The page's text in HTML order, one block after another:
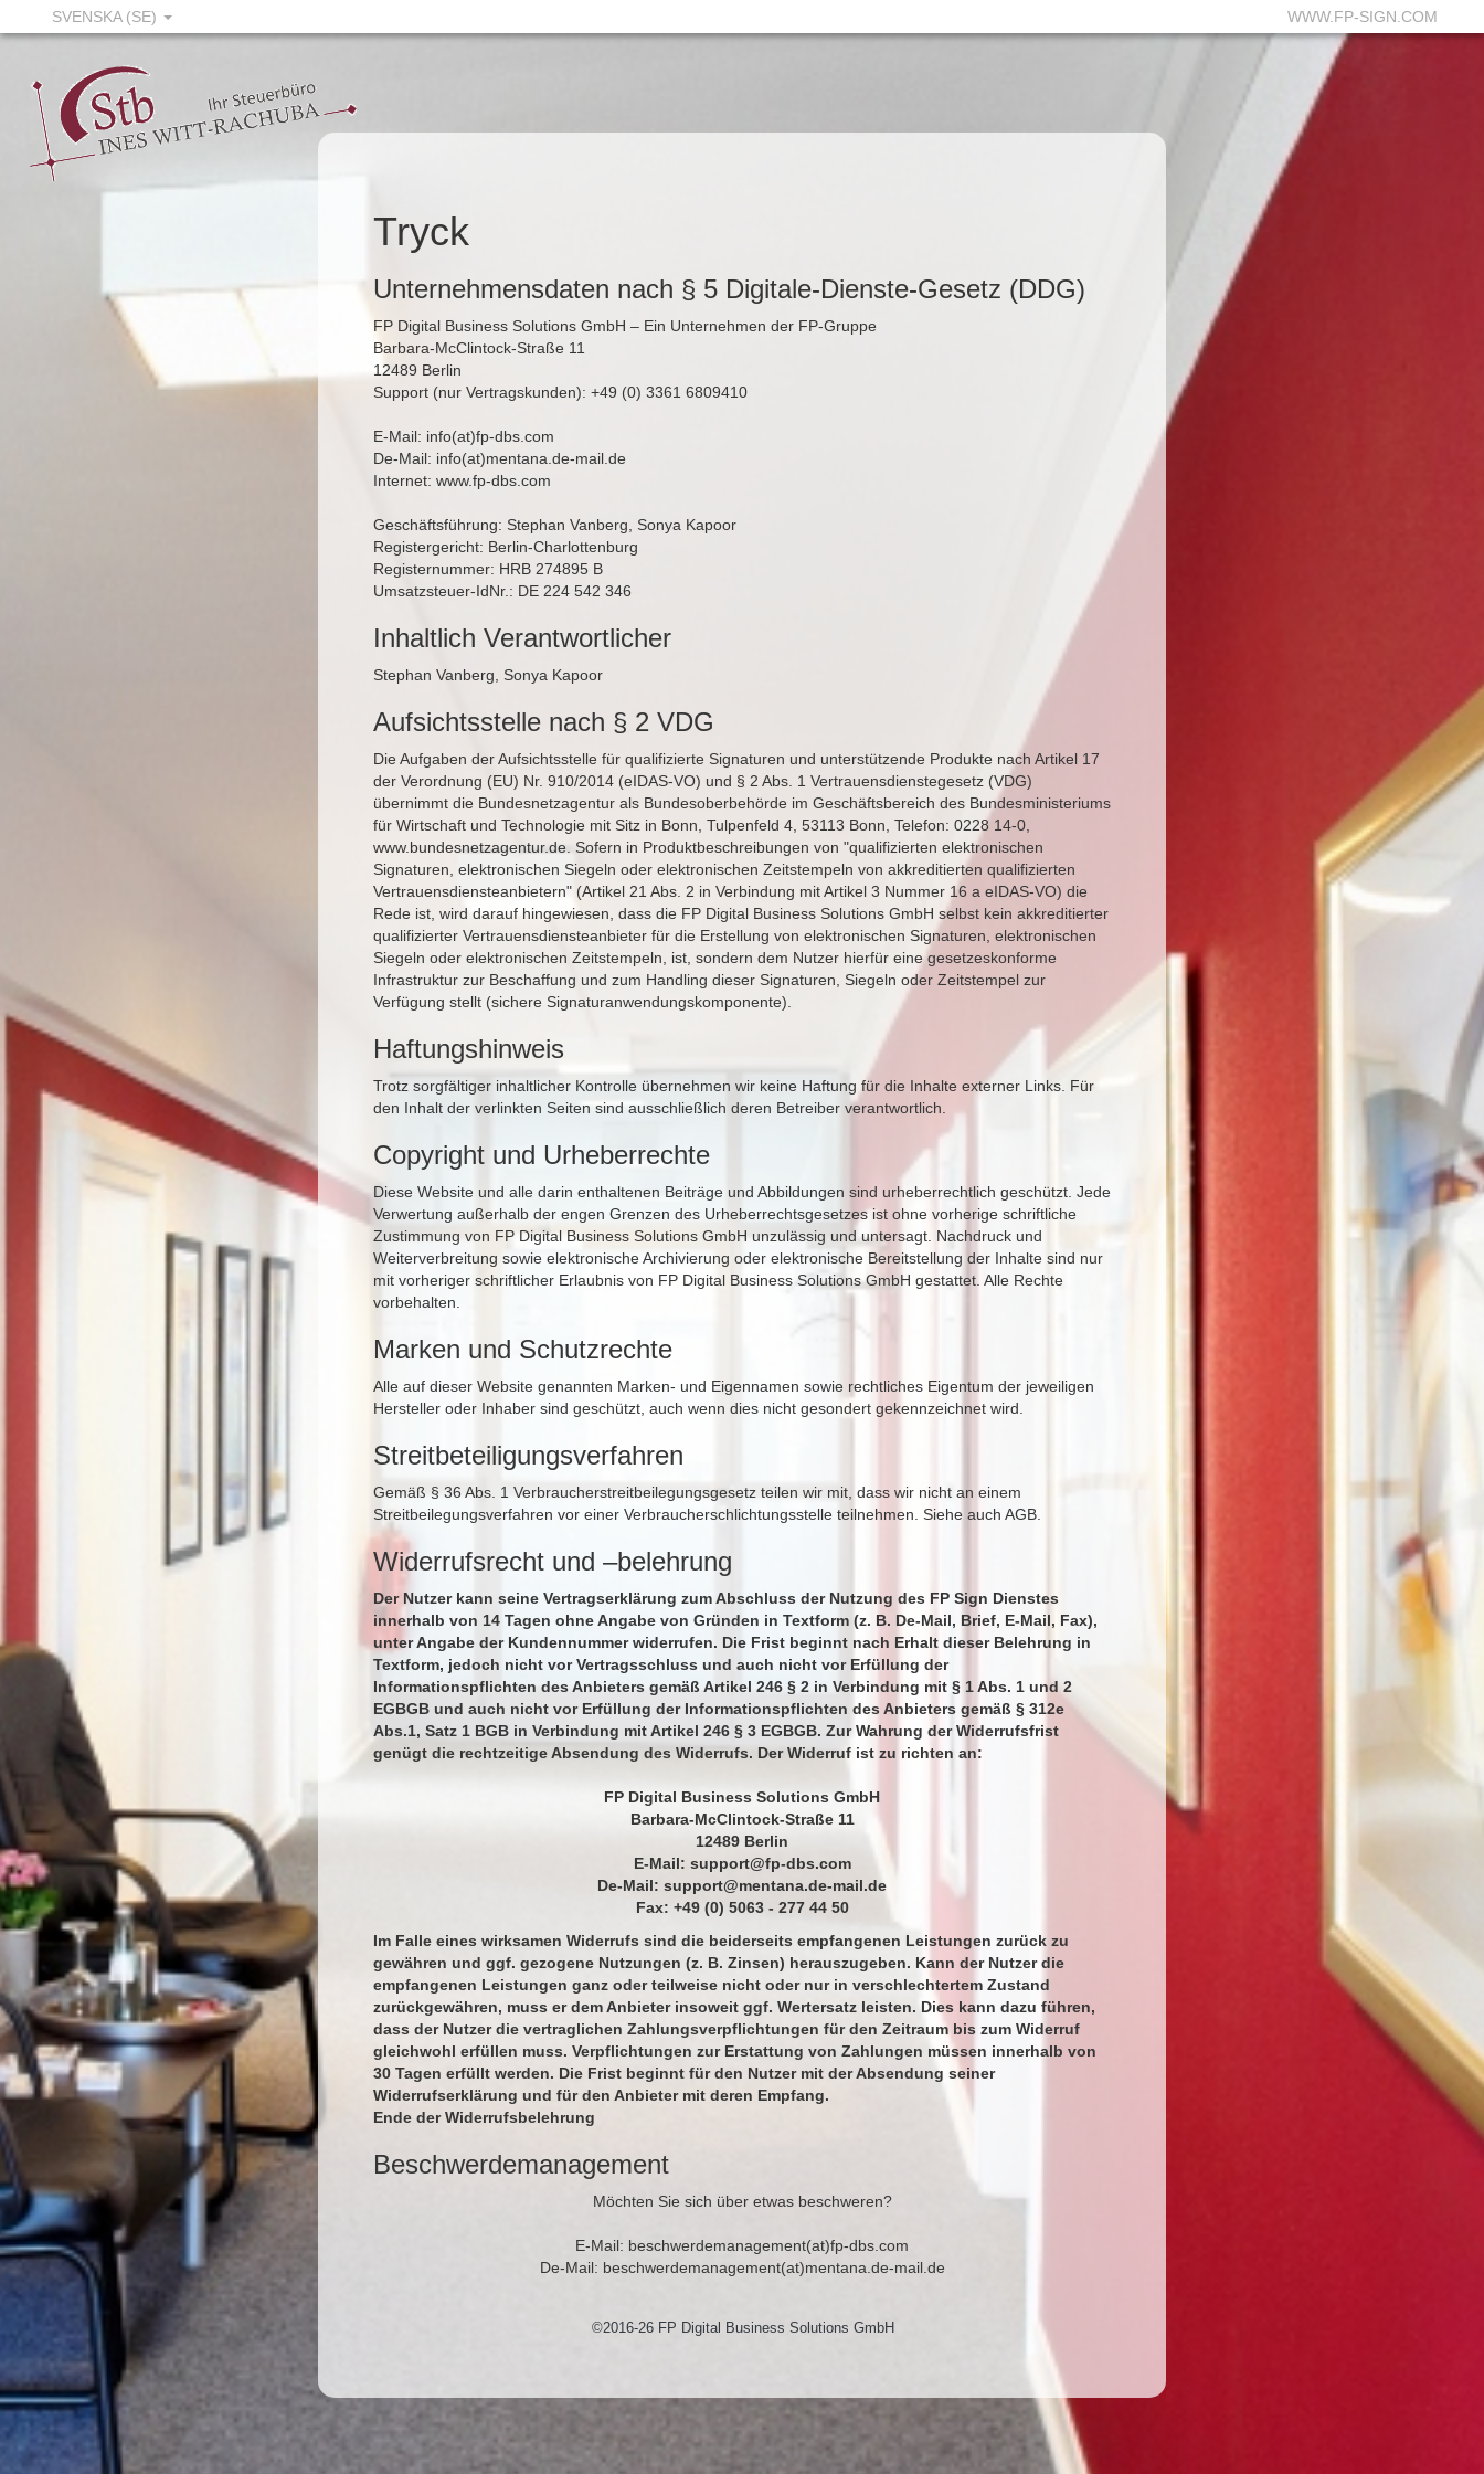
SVENSKA (SE) WWW.FP-SIGN.COM
Tryck
Unternehmensdaten nach § 5 Digitale-Dienste-Gesetz (DDG)
FP Digital Business Solutions GmbH – Ein Unternehmen der FP-Gruppe
Barbara-McClintock-Straße 11
12489 Berlin
Support (nur Vertragskunden): +49 (0) 3361 6809410
E-Mail: info(at)fp-dbs.com
De-Mail: info(at)mentana.de-mail.de
Internet: www.fp-dbs.com
Geschäftsführung: Stephan Vanberg, Sonya Kapoor
Registergericht: Berlin-Charlottenburg
Registernummer: HRB 274895 B
Umsatzsteuer-IdNr.: DE 224 542 346
Inhaltlich Verantwortlicher
Stephan Vanberg, Sonya Kapoor
Aufsichtsstelle nach § 2 VDG
Die Aufgaben der Aufsichtsstelle für qualifizierte Signaturen und unterstützende Produkte nach Artikel 17
der Verordnung (EU) Nr. 910/2014 (eIDAS-VO) und § 2 Abs. 1 Vertrauensdienstegesetz (VDG)
übernimmt die Bundesnetzagentur als Bundesoberbehörde im Geschäftsbereich des Bundesministeriums
für Wirtschaft und Technologie mit Sitz in Bonn, Tulpenfeld 4, 53113 Bonn, Telefon: 0228 14-0,
www.bundesnetzagentur.de . Sofern in Produktbeschreibungen von "qualifizierten elektronischen
Signaturen, elektronischen Siegeln oder elektronischen Zeitstempeln von akkreditierten qualifizierten
Vertrauensdiensteanbietern" (Artikel 21 Abs. 2 in Verbindung mit Artikel 3 Nummer 16 a eIDAS-VO) die
Rede ist, wird darauf hingewiesen, dass die FP Digital Business Solutions GmbH selbst kein akkreditierter
qualifizierter Vertrauensdiensteanbieter für die Erstellung von elektronischen Signaturen, elektronischen
Siegeln oder elektronischen Zeitstempeln, ist, sondern dem Nutzer hierfür eine gesetzeskonforme
Infrastruktur zur Beschaffung und zum Handling dieser Signaturen, Siegeln oder Zeitstempel zur
Verfügung stellt (sichere Signaturanwendungskomponente).
Haftungshinweis
Trotz sorgfältiger inhaltlicher Kontrolle übernehmen wir keine Haftung für die Inhalte externer Links. Für
den Inhalt der verlinkten Seiten sind ausschließlich deren Betreiber verantwortlich.
Copyright und Urheberrechte
Diese Website und alle darin enthaltenen Beiträge und Abbildungen sind urheberrechtlich geschützt. Jede
Verwertung außerhalb der engen Grenzen des Urheberrechtsgesetzes ist ohne vorherige schriftliche
Zustimmung von FP Digital Business Solutions GmbH unzulässig und untersagt. Nachdruck und
Weiterverbreitung sowie elektronische Archivierung oder elektronische Bereitstellung der Inhalte sind nur
mit vorheriger schriftlicher Erlaubnis von FP Digital Business Solutions GmbH gestattet. Alle Rechte
vorbehalten.
Marken und Schutzrechte
Alle auf dieser Website genannten Marken- und Eigennamen sowie rechtliches Eigentum der jeweiligen
Hersteller oder Inhaber sind geschützt, auch wenn dies nicht gesondert gekennzeichnet wird.
Streitbeteiligungsverfahren
Gemäß § 36 Abs. 1 Verbraucherstreitbeilegungsgesetz teilen wir mit, dass wir nicht an einem
Streitbeilegungsverfahren vor einer Verbraucherschlichtungsstelle teilnehmen. Siehe auch AGB.
Widerrufsrecht und –belehrung
Der Nutzer kann seine Vertragserklärung zum Abschluss der Nutzung des FP Sign Dienstes
innerhalb von 14 Tagen ohne Angabe von Gründen in Textform (z. B. De-Mail, Brief, E-Mail, Fax),
unter Angabe der Kundennummer widerrufen. Die Frist beginnt nach Erhalt dieser Belehrung in
Textform, jedoch nicht vor Vertragsschluss und auch nicht vor Erfüllung der
Informationspflichten des Anbieters gemäß Artikel 246 § 2 in Verbindung mit § 1 Abs. 1 und 2
EGBGB und auch nicht vor Erfüllung der Informationspflichten des Anbieters gemäß § 312e
Abs.1, Satz 1 BGB in Verbindung mit Artikel 246 § 3 EGBGB. Zur Wahrung der Widerrufsfrist
genügt die rechtzeitige Absendung des Widerrufs. Der Widerruf ist zu richten an:
FP Digital Business Solutions GmbH
Barbara-McClintock-Straße 11
12489 Berlin
E-Mail: support@fp-dbs.com
De-Mail: support@mentana.de-mail.de
Fax: +49 (0) 5063 - 277 44 50
Im Falle eines wirksamen Widerrufs sind die beiderseits empfangenen Leistungen zurück zu
gewähren und ggf. gezogene Nutzungen (z. B. Zinsen) herauszugeben. Kann der Nutzer die
empfangenen Leistungen ganz oder teilweise nicht oder nur in verschlechtertem Zustand
zurückgewähren, muss er dem Anbieter insoweit ggf. Wertersatz leisten. Dies kann dazu führen,
dass der Nutzer die vertraglichen Zahlungsverpflichtungen für den Zeitraum bis zum Widerruf
gleichwohl erfüllen muss. Verpflichtungen zur Erstattung von Zahlungen müssen innerhalb von
30 Tagen erfüllt werden. Die Frist beginnt für den Nutzer mit der Absendung seiner
Widerrufserklärung und für den Anbieter mit deren Empfang.
Ende der Widerrufsbelehrung
Beschwerdemanagement
Möchten Sie sich über etwas beschweren?
E-Mail: beschwerdemanagement(at)fp-dbs.com
De-Mail: beschwerdemanagement(at)mentana.de-mail.de
©2016-26 FP Digital Business Solutions GmbH